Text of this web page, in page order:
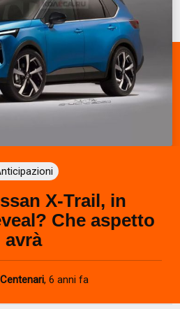
X-Trail, in
Che aspetto
avrà
, 6 anni fa